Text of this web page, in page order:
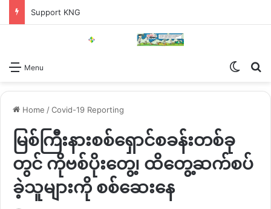
Support KNG
Menu
Home /Covid-19 Reporting
မြစ်ကြီးနားစစ်ရှောင်စခန်းတစ်ခု
တွင် ကိုဗစ်ပိုးတွေ့၊ ထိတွေ့ဆက်စပ်
ခဲ့သူများကို စစ်ဆေးနေ